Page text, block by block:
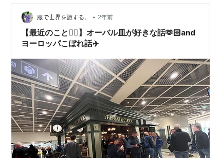
たらお得なのか、還元率が高いのか比較してみました。
GEO（ゲオ）中古スマホ＆UQ回線新規契約のポイ活はこ
のポイントサイト経…
服で世界を旅する。 • 2年前
【最近のこと👯‍♀️】オーバル皿が好きな話🫶🏻and
ヨーロッパこぼれ話✈️